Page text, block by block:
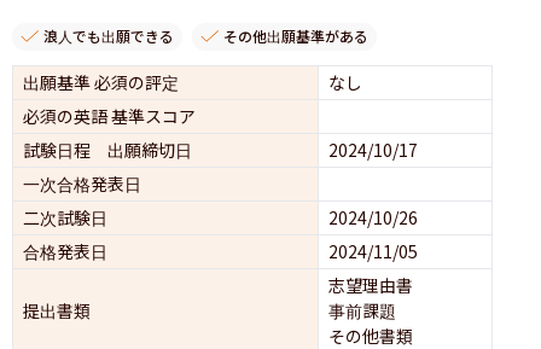
浪人でも出願できる その他出願基準がある
出願基準 必須の評定
なし
必須の英語 基準スコア
試験日程 出願締切日
2024/10/17
一次合格発表日
二次試験日
2024/10/26
合格発表日
2024/11/05
提出書類
志望理由書
事前課題
その他書類